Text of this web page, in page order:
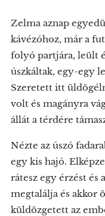
Zelma aznap
kávézóhoz, már a
folyó partjára, leült
úszkáltak, egy-egy
Szeretett itt
volt és magányra
állát a térdére
Nézte az úszó
egy kis hajó.
rátesz egy érzést és
megtalálja és akkor
küldözgetett az